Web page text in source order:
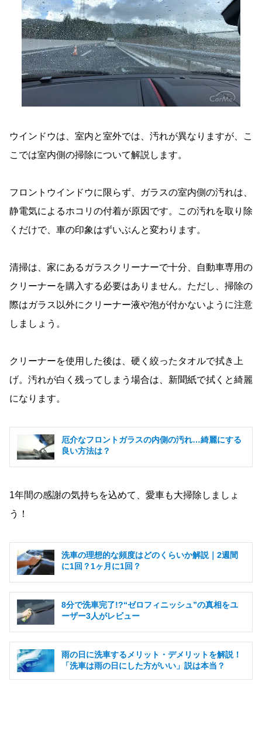
ウインドウは、室内と室外では、汚れが異なりますが、こ
こでは室内側の掃除について解説します。
フロントウインドウに限らず、ガラスの室内側の汚れは、
静電気によるホコリの付着が原因です。この汚れを取り除
くだけで、車の印象はずいぶんと変わります。
清掃は、家にあるガラスクリーナーで十分、自動車専用の
クリーナーを購入する必要はありません。ただし、掃除の
際はガラス以外にクリーナー液や泡が付かないように注意
しましょう。
クリーナーを使用した後は、硬く絞ったタオルで拭き上
げ。汚れが白く残ってしまう場合は、新聞紙で拭くと綺麗
になります。
厄介なフロントガラスの内側の汚れ…綺麗にする
良い方法は？
1年間の感謝の気持ちを込めて、愛車も大掃除しましょ
う！
洗車の理想的な頻度はどのくらいか解説｜2週間
に1回？1ヶ月に1回？
8分で洗車完了!?“ゼロフィニッシュ”の真相をユ
ーザー3人がレビュー
雨の日に洗車するメリット・デメリットを解説！
「洗車は雨の日にした方がいい」説は本当？